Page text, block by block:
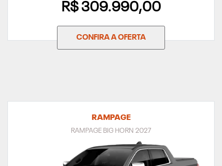
R$ 309.990,00
CONFIRA A OFERTA
RAMPAGE
RAMPAGE BIG HORN 2027